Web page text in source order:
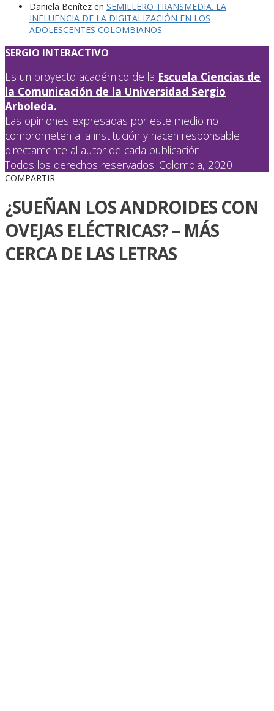
Daniela Benítez en SEMILLERO TRANSMEDIA. LA
INFLUENCIA DE LA DIGITALIZACIÓN EN LOS
ADOLESCENTES COLOMBIANOS
SERGIO INTERACTIVO
Es un proyecto académico de la Escuela Ciencias de
la Comunicación de la Universidad Sergio
Arboleda.
Las opiniones expresadas por este medio no
comprometen a la institución y hacen responsable
directamente al autor de cada publicación.
Todos los derechos reservados. Colombia, 2020
COMPARTIR
¿SUEÑAN LOS ANDROIDES CON
OVEJAS ELÉCTRICAS? – MÁS
CERCA DE LAS LETRAS